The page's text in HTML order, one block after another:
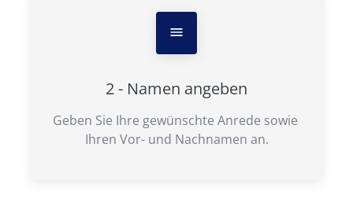
2 - Namen angeben
Geben Sie Ihre gewünschte Anrede sowie
Ihren Vor- und Nachnamen an.